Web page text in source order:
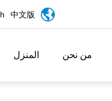
中文版
المنزل من نحن